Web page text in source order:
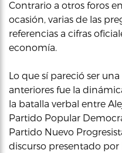
Contrario a otros foros
ocasión, varias de las
referencias a cifras
economía.
Lo que sí pareció ser
anteriores fue la
la batalla verbal entre
Partido Popular
Partido Nuevo
discurso presentado